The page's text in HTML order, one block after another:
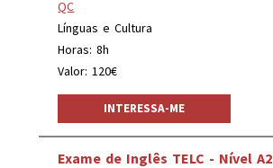
QC
Línguas e Cultura
Horas: 8h
Valor: 120€
INTERESSA-ME
Exame de Inglês TELC - Nível A2